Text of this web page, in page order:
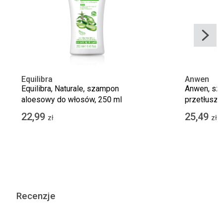
Equilibra
Equilibra, Naturale, szampon
aloesowy do włosów, 250 ml
22,99 zł
Anwen
Anwen,
25,49 zł
Recenzje